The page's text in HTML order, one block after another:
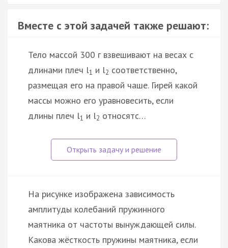
Вместе с этой задачей также решают:
Тело массой 300 г взвешивают на весах с
длинами плеч l1 и l2 соответственно,
размещая его на правой чаше. Гирей какой
массы можно его уравновесить, если
длины плеч l1 и l2 относятс…
На рисунке изображена зависимость
амплитуды колебаний пружинного
маятника от частоты вынуждающей силы.
Какова жёсткость пружины маятника, если